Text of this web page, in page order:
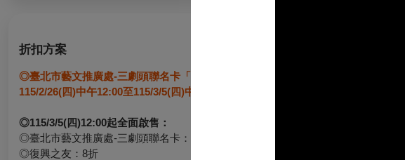
折扣方案
◎臺北市藝文推廣處-三劇頭聯名卡「會員預購」：
115/2/26(四)中午12:00至115/3/5(四)中午11:59，購票享85折優惠
◎115/3/5(四)12:00起全面啟售：
◎臺北市藝文推廣處-三劇頭聯名卡：即日起訂購主/合辦節目票券享85折優惠（不適
◎復興之友：8折